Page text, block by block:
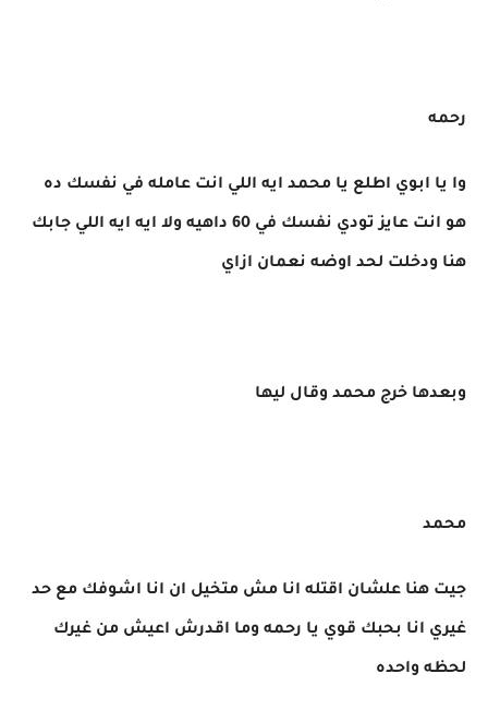
رحمه
وا يا ابوي اطلع يا محمد ايه اللي انت عامله في نفسك ده
هو انت عايز تودي نفسك في 60 داهيه ولا ايه ايه اللي جابك
هنا ودخلت لحد اوضه نعمان ازاي
وبعدها خرج محمد وقال ليها
محمد
جيت هنا علشان اقتله انا مش متخيل ان انا اشوفك مع حد
غيري انا بحبك قوي يا رحمه وما اقدرش اعيش من غيرك
لحظه واحده